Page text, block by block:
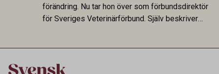
förändring. Nu tar hon över som förbundsdirektör
för Sveriges Veterinärförbund. Själv beskriver